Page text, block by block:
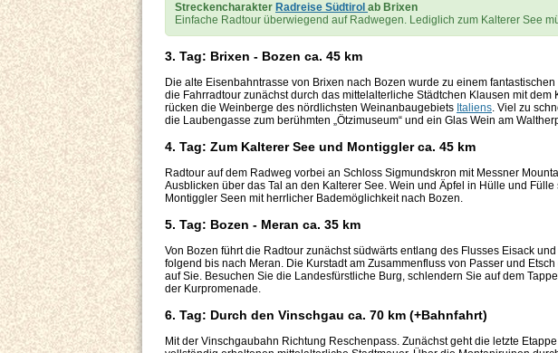
Streckencharakter Radreise Südtirol ab Brixen
Einfache Radtour überwiegend auf Radwegen. Lediglich zum Kalterer See
3. Tag: Brixen - Bozen ca. 45 km
Die alte Eisenbahntrasse von Brixen nach Bozen wurde zu einem
die Fahrradtour zunächst durch das mittelalterliche Städtchen Klausen mit
rücken die Weinberge des nördlichsten Weinanbaugebiets Italiens. Viel zu
die Laubengasse zum berühmten „Ötzimuseum“ und ein Glas Wein am
4. Tag: Zum Kalterer See und Montiggler ca. 45 km
Radtour auf dem Radweg vorbei an Schloss Sigmundskron mit Messner
Ausblicken über das Tal an den Kalterer See. Wein und Äpfel in Hülle und
Montiggler Seen mit herrlicher Bademöglichkeit nach Bozen.
5. Tag: Bozen - Meran ca. 35 km
Von Bozen führt die Radtour zunächst südwärts entlang des Flusses Eisack
folgend bis nach Meran. Die Kurstadt am Zusammenfluss von Passer und
auf Sie. Besuchen Sie die Landesfürstliche Burg, schlendern Sie auf dem
der Kurpromenade.
6. Tag: Durch den Vinschgau ca. 70 km (+Bahnfahrt)
Mit der Vinschgaubahn Richtung Reschenpass. Zunächst geht die letzte